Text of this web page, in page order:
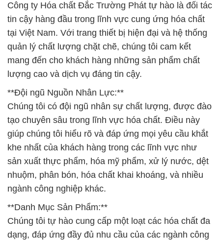
Công ty Hóa chất Đắc Trường Phát tự hào là đối tác
tin cậy hàng đầu trong lĩnh vực cung ứng hóa chất
tại Việt Nam. Với trang thiết bị hiện đại và hệ thống
quản lý chất lượng chặt chẽ, chúng tôi cam kết
mang đến cho khách hàng những sản phẩm chất
lượng cao và dịch vụ đáng tin cậy.
**Đội ngũ Nguồn Nhân Lực:**
Chúng tôi có đội ngũ nhân sự chất lượng, được đào
tạo chuyên sâu trong lĩnh vực hóa chất. Điều này
giúp chúng tôi hiểu rõ và đáp ứng mọi yêu cầu khắt
khe nhất của khách hàng trong các lĩnh vực như
sản xuất thực phẩm, hóa mỹ phẩm, xử lý nước, dệt
nhuộm, phân bón, hóa chất khai khoáng, và nhiều
ngành công nghiệp khác.
**Danh Mục Sản Phẩm:**
Chúng tôi tự hào cung cấp một loạt các hóa chất đa
dạng, đáp ứng đầy đủ nhu cầu của các ngành công